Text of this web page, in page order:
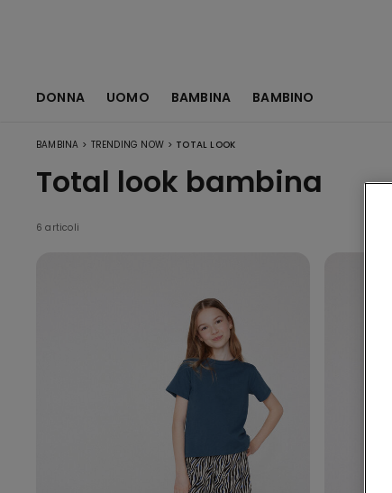
DONNA UOMO BAMBINA BAMBINO
BAMBINA > TRENDING NOW > TOTAL LOOK
Total look bambina
6 articoli